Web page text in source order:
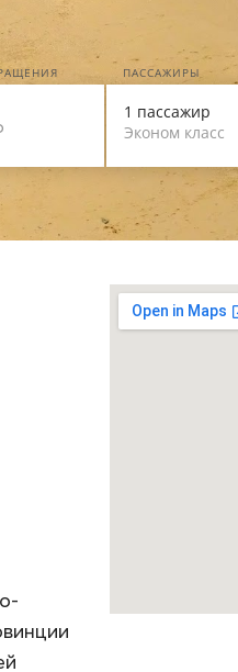
ПАССАЖИРЫ
1 пассажир
Эконом класс